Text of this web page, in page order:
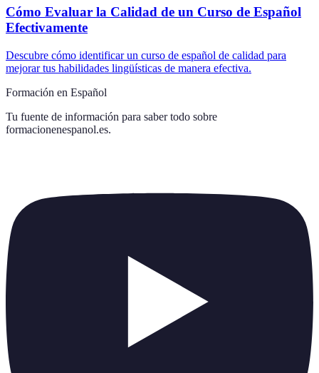
Cómo Evaluar la Calidad de un Curso de Español
Efectivamente
Descubre cómo identificar un curso de español de calidad para
mejorar tus habilidades lingüísticas de manera efectiva.
Formación en Español
Tu fuente de información para saber todo sobre
formacionenespanol.es.